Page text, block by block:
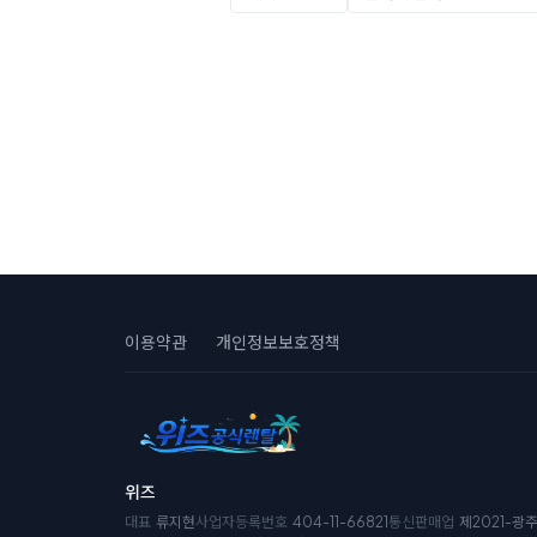
이용약관 개인정보보호정책
위즈
대표 류지현사업자등록번호 404-11-66821 통신판매업 제2021-광